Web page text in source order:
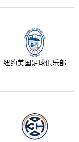
纽约美国足球俱乐部